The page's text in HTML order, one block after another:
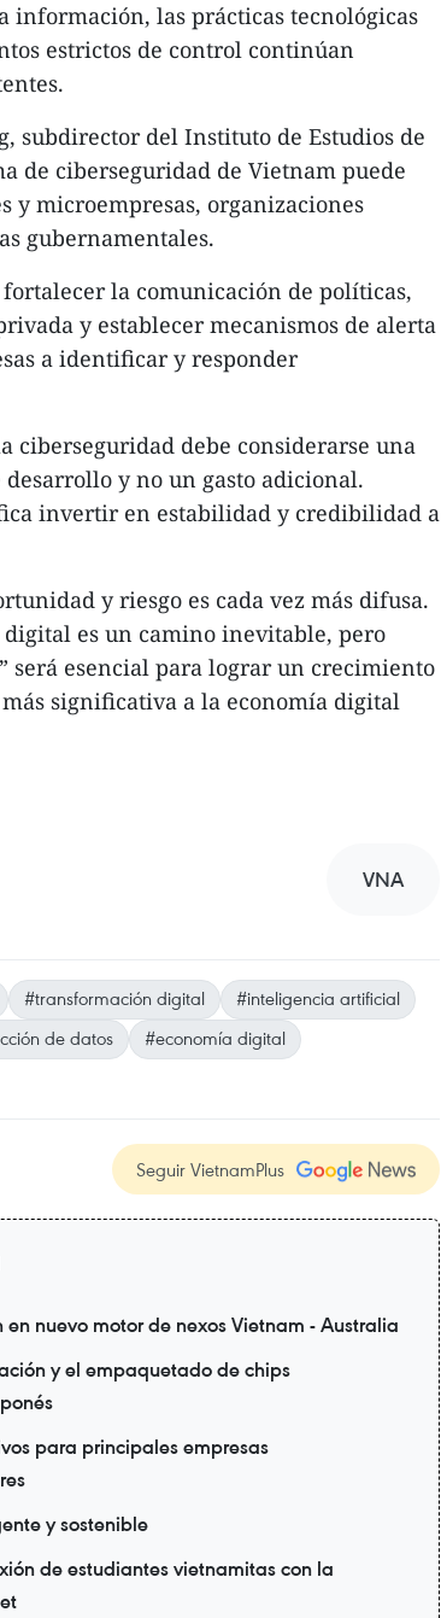
información, las prácticas tecnológicas
estrictos de control continúan
subdirector del Instituto de Estudios de
de ciberseguridad de Vietnam puede
y microempresas, organizaciones
gubernamentales.​
la comunicación de políticas,
y establecer mecanismos de alerta
a identificar y responder
ciberseguridad debe considerarse una
y no un gasto adicional.
invertir en estabilidad y credibilidad a
y riesgo es cada vez más difusa.
es un camino inevitable, pero
será esencial para lograr un crecimiento
significativa a la economía digital
VNA
#transformación digital
#inteligencia artificial
de datos
#economía digital
Seguir VietnamPlus
nuevo motor de nexos Vietnam - Australia
y el empaquetado de chips
para principales empresas
y sostenible
de estudiantes vietnamitas con la